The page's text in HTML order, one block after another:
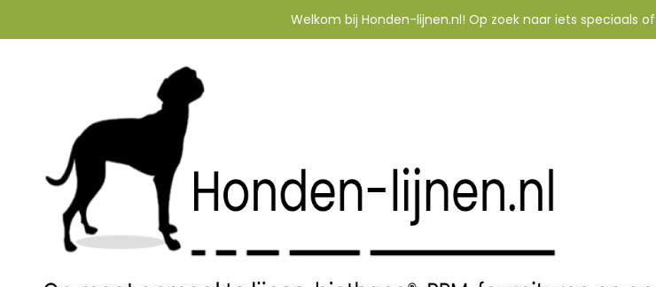
Welkom bij Honden-lijnen.nl! Op zoek naar iets speciaals